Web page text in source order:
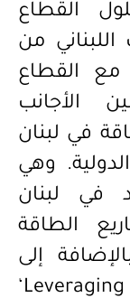
القطاع
من
مع القطاع
الأجانب
في لبنان
وهي
في لبنان
الطاقة
2021). بالإضافة إلى
‘Leveraging